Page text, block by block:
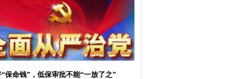
保命钱”，低保审批不能“一放了之”